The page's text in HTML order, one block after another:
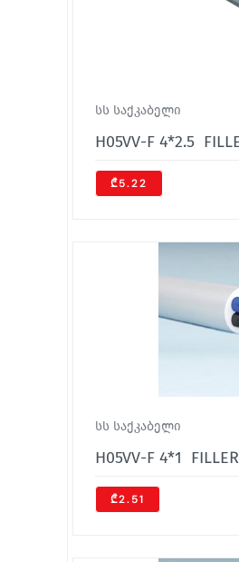
სს საქკაბელი
H05VV-F 4*2.5
₾5.22
სს საქკაბელი
H05VV-F 4*1 FILLER
₾2.51